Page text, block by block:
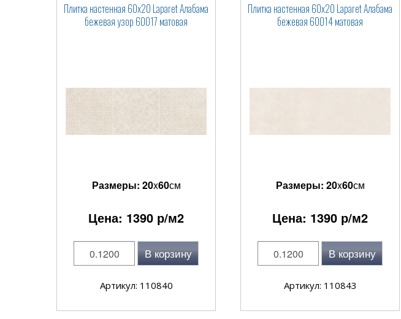
Плитка настенная 60x20 Laparet Алабама
бежевая узор 60017 матовая
Размеры: 20x60см
Цена: 1390 р/м2
В корзину
Артикул: 110840
Плитка настенная 60x20 Laparet Алабама
бежевая 60014 матовая
Размеры: 20x60см
Цена: 1390 р/м2
В корзину
Артикул: 110843